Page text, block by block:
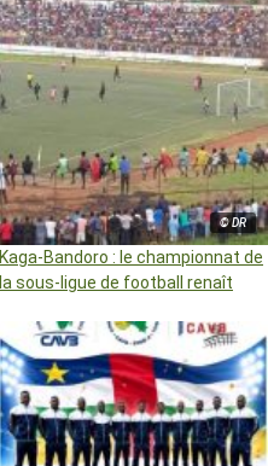
© DR
Kaga-Bandoro : le championnat de
la sous-ligue de football renaît